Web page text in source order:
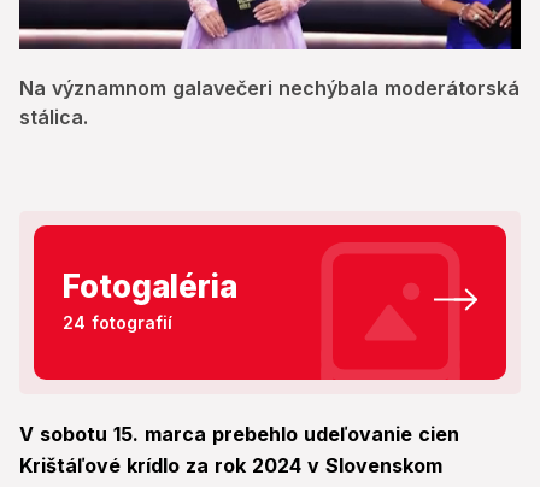
seconds
of
1
Na významnom galavečeri nechýbala moderátorská
stálica.
Fotogaléria
24 fotografií
V sobotu 15. marca prebehlo udeľovanie cien
Krištáľové krídlo za rok 2024 v Slovenskom